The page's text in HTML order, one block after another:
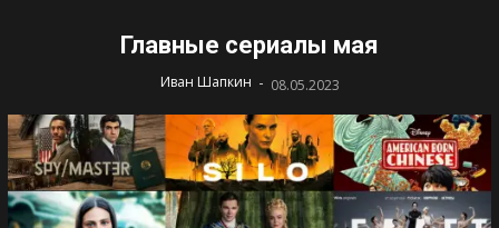
Главные сериалы мая
Иван Шапкин - 08.05.2023